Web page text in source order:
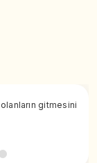
gitmesini